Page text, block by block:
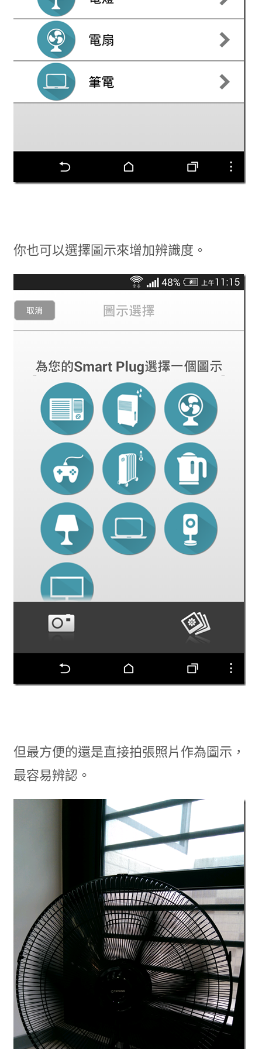
你也可以選擇圖示來增加辨識度。
但最方便的還是直接拍張照片作為圖示，
最容易辨認。